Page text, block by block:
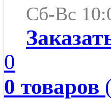
Сб-Вс
0
0 товаров